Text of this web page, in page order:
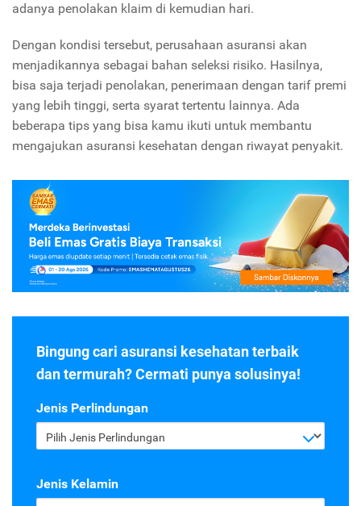
adanya penolakan klaim di kemudian hari.
Dengan kondisi tersebut, perusahaan asuransi akan
menjadikannya sebagai bahan seleksi risiko. Hasilnya,
bisa saja terjadi penolakan, penerimaan dengan tarif premi
yang lebih tinggi, serta syarat tertentu lainnya. Ada
beberapa tips yang bisa kamu ikuti untuk membantu
mengajukan asuransi kesehatan dengan riwayat penyakit.
Bingung cari asuransi kesehatan terbaik
dan termurah? Cermati punya solusinya!
Jenis Perlindungan
Pilih Jenis Perlindungan
Jenis Kelamin